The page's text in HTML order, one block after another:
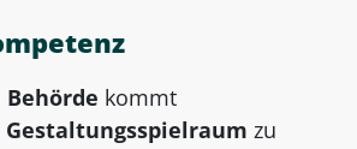
Behörde kommt
zu